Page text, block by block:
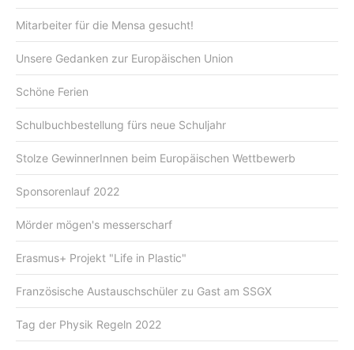
Mitarbeiter für die Mensa gesucht!
Unsere Gedanken zur Europäischen Union
Schöne Ferien
Schulbuchbestellung fürs neue Schuljahr
Stolze GewinnerInnen beim Europäischen Wettbewerb
Sponsorenlauf 2022
Mörder mögen's messerscharf
Erasmus+ Projekt "Life in Plastic"
Französische Austauschschüler zu Gast am SSGX
Tag der Physik Regeln 2022